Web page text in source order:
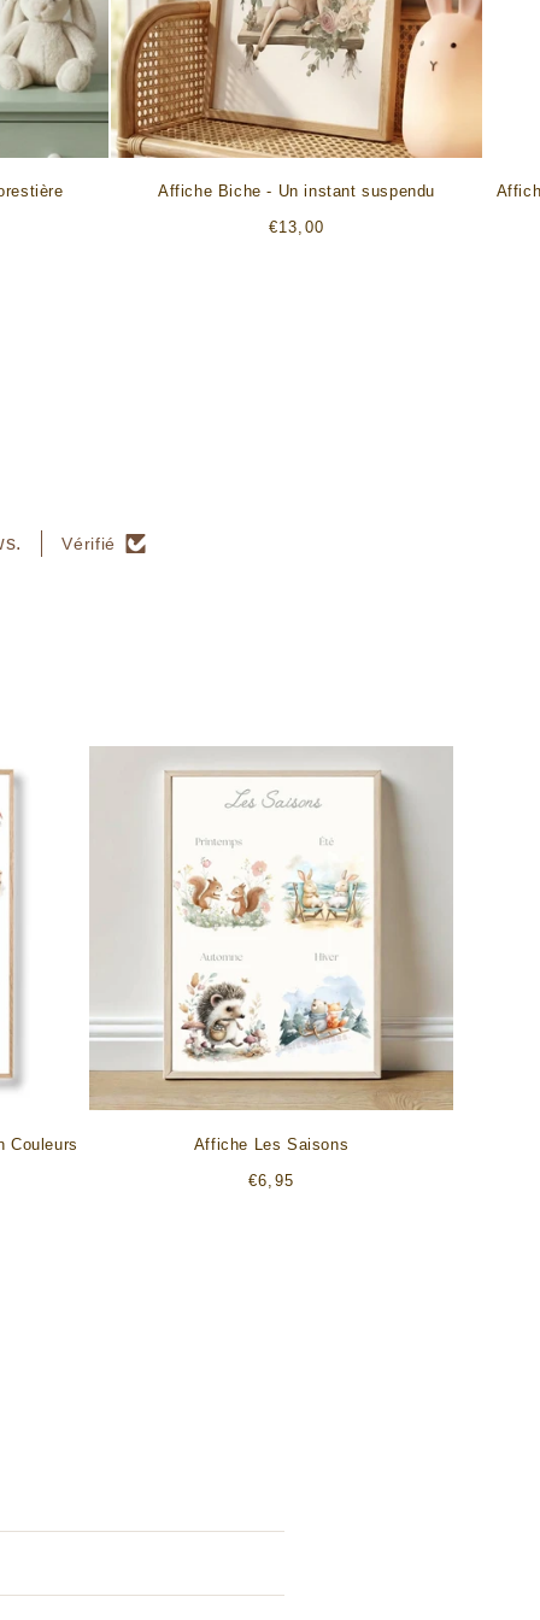
Affiche Biche - Un instant suspendu
Prix
€13,00
Vérifié
Couleurs Affiche Les Saisons
Prix
€6,95